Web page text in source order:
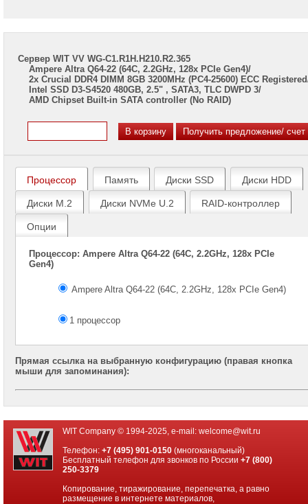
Серверы
на
AMD
EPYC
7002/
7003
Серверы
Xeon
Scalable
2/3
Gen
Серверы
Supermicro
корпусе
Серверы
CPU
корпус
1U
2x
CPU
Серверы
Сервер WIT VV WG-C1.R1H.H210.R2.365
Ampere Altra Q64-22 (64C, 2.2GHz, 128x PCIe Gen4)/
2x Crucial DDR4 DIMM 8GB 3200MHz (PC4-25600) ECC
Intel SSD D3-S4520 480GB, 2.5" , SATA3, TLC DWPD 3/
AMD Chipset Built-in SATA controller (No RAID)
Процессор Память Диски SSD Диски HDD
Диски M.2 Диски NVMe U.2 RAID-контроллер
Опции
Процессор: Ampere Altra Q64-22 (64C, 2.2GHz, 128x PCIe
Gen4)
Ampere Altra Q64-22 (64C, 2.2GHz, 128x PCIe Gen4)
1 процессор
Прямая ссылка на выбранную конфигурацию (правая кнопка
мыши для запоминания):
WIT Company © 1994-2025, e-mail: welcome@wit.ru
Телефон:+7 (495) 901-0150 (многоканальный)
Бесплатный телефон для звонков по России+7 (800)
250-3379
Копирование, тиражирование, перепечатка, а равно
размещение в интернете материалов,